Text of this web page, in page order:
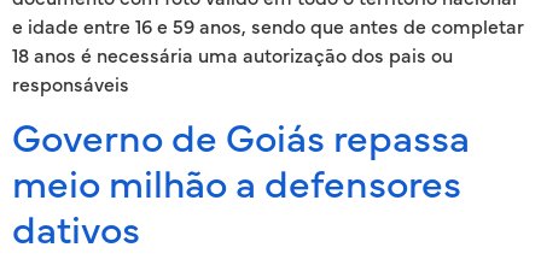
e idade entre 16 e 59 anos, sendo que antes de completar
18 anos é necessária uma autorização dos pais ou
responsáveis
Governo de Goiás repassa
meio milhão a defensores
dativos